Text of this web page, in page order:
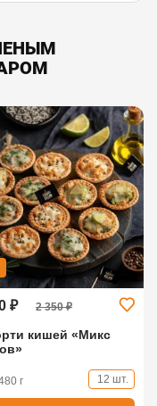
₽ 2 350 ₽
кишей «Микс
г 12 шт.